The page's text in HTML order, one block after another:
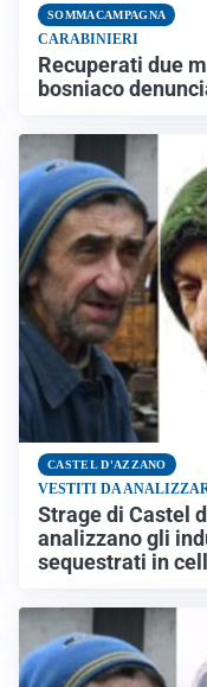
SOMMACAMPAGNA
CARABINIERI
Recuperati due
bosniaco
CASTEL D'AZZANO
VESTITI DA
Strage di Castel
analizzano gli
sequestrati in